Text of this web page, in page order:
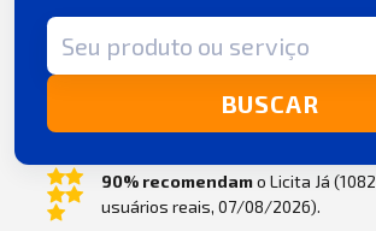
Termo de busca
BUSCAR
90% recomendamo Licita Já (1082
usuários reais, 07/08/2026).